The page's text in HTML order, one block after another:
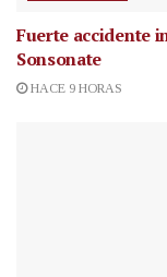
Fuerte accidente
Sonsonate
HACE 9 HORAS